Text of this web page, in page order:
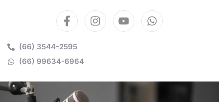
(66) 3544-2595
(66) 99634-6964